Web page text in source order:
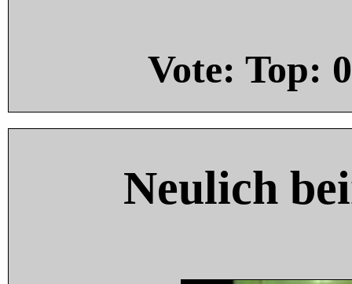
Vote: Top: 0
Neulich